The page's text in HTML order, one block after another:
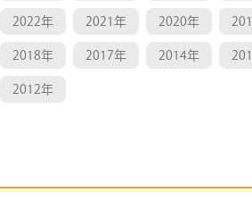
2022年 2021年 2020年
2018年 2017年 2014年
2012年